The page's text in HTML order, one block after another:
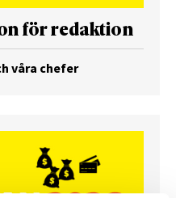
för redaktion
våra chefer